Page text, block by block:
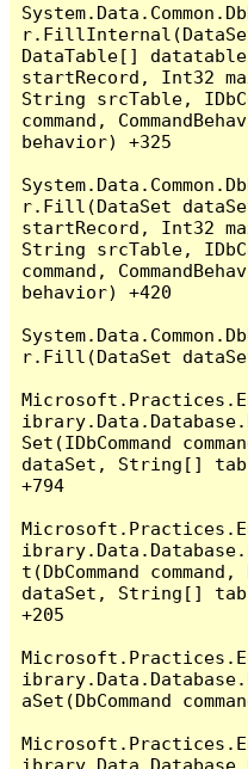
DataTable[]
startRecord, Int32
String srcTable,
command,
behavior) +325
r.Fill(DataSet
startRecord, Int32
String srcTable,
command,
behavior) +420
r.Fill(DataSet
Set(IDbCommand
dataSet, String[]
+794
t(DbCommand
dataSet, String[]
+205
aSet(DbCommand